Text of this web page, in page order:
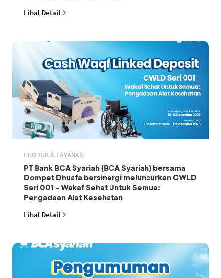
Lihat Detail
PRODUK & LAYANAN
PT Bank BCA Syariah (BCA Syariah) bersama
Dompet Dhuafa bersinergi meluncurkan CWLD
Seri 001 - Wakaf Sehat Untuk Semua:
Pengadaan Alat Kesehatan
Lihat Detail